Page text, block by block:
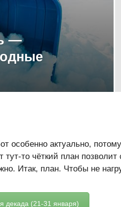
—
особенно актуально,
то чёткий план
Итак, план. Чтобы не
декада (21-31 января)